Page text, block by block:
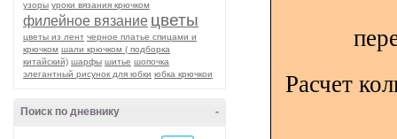
узоры уроки вязания крючком
филейное вязание цветы
цветы из лент черное платье спицами и
крючком шали крючком ( подборка
китайский) шарфы шитье шопочка
элегантный рисунок для юбки юбка крючкои
-
Поиск по дневнику
Расчет